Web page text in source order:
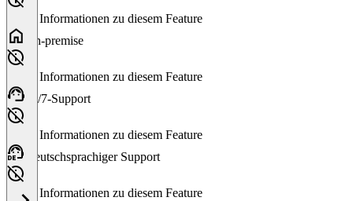
Keine Informationen zu diesem Feature
On-premise
Keine Informationen zu diesem Feature
24/7-Support
Keine Informationen zu diesem Feature
Deutschsprachiger Support
Keine Informationen zu diesem Feature